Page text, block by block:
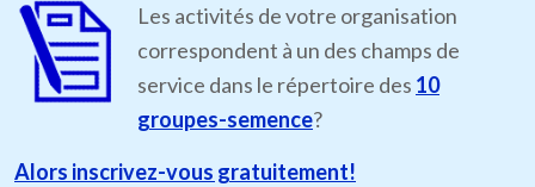
Les activités de votre organisation
correspondent à un des champs de
service dans le répertoire des 10
groupes-semence?
Alors inscrivez-vous gratuitement!